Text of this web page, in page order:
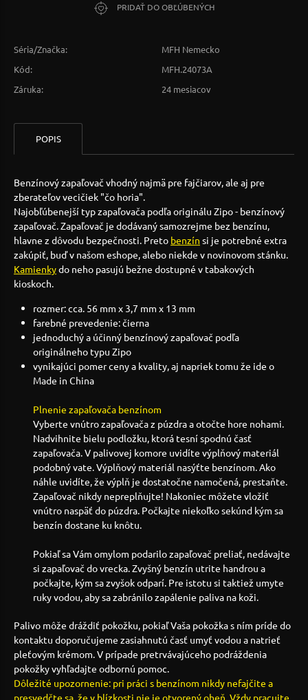
PRIDAŤ DO OBĽÚBENÝCH
Séria/Značka:
MFH Nemecko
Kód:
MFH.24073A
Záruka:
24 mesiacov
POPIS
Benzínový zapaľovač vhodný najmä pre fajčiarov, ale aj pre
zberateľov vecičiek "čo horia".
Najobľúbenejší typ zapaľovača podľa originálu Zipo - benzínový
zapaľovač. Zapaľovač je dodávaný samozrejme bez benzínu,
hlavne z dôvodu bezpečnosti. Preto benzín si je potrebné extra
zakúpiť, buď v našom eshope, alebo niekde v novinovom stánku.
Kamienkydo neho pasujú bežne dostupné v tabakových
kioskoch.
rozmer: cca. 56 mm x 3,7 mm x 13 mm
farebné prevedenie: čierna
jednoduchý a účinný benzínový zapaľovač podľa
originálneho typu Zipo
vynikajúci pomer ceny a kvality, aj napriek tomu že ide o
Made in China
Plnenie zapaľovača benzínom
Vyberte vnútro zapaľovača z púzdra a otočte hore nohami.
Nadvihnite bielu podložku, ktorá tesní spodnú časť
zapaľovača. V palivovej komore uvidíte výplňový materiál
podobný vate. Výplňový materiál nasýťte benzínom. Ako
náhle uvidíte, že výplň je dostatočne namočená, prestaňte.
Zapaľovač nikdy nepreplňujte! Nakoniec môžete vložiť
vnútro naspäť do púzdra. Počkajte niekoľko sekúnd kým sa
benzín dostane ku knôtu.
Pokiaľ sa Vám omylom podarilo zapaľovač preliať, nedávajte
si zapaľovač do vrecka. Zvyšný benzín utrite handrou a
počkajte, kým sa zvyšok odparí. Pre istotu si taktiež umyte
ruky vodou, aby sa zabránilo zapálenie paliva na koži.
Palivo môže dráždiť pokožku, pokiaľ Vaša pokožka s ním príde do
kontaktu doporučujeme zasiahnutú časť umyť vodou a natrieť
pleťovým krémom. V prípade pretrvávajúceho podráždenia
pokožky vyhľadajte odbornú pomoc.
Dôležité upozornenie: pri práci s benzínom nikdy nefajčite a
presvedčte sa, že v blízkosti nie je otvorený oheň. Vždy pracujte